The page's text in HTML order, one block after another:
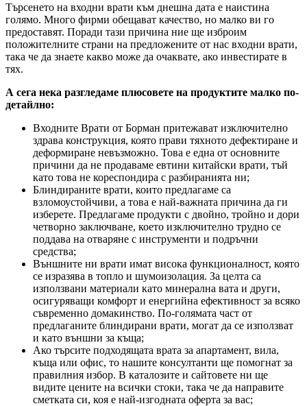
Търсенето на входни врати към днешна дата е наистина
голямо. Много фирми обещават качество, но малко ви го
предоставят. Поради тази причина ние ще изброим
положителните страни на предложените от нас входни врати,
така че да знаете какво може да очаквате, ако инвестирате в
тях.
А сега нека разгледаме плюсовете на продуктите малко по-
детайлно:
Входните Врати от Борман притежават изключително
здрава конструкция, която прави тяхното дефектиране и
деформиране невъзможно. Това е една от основните
причини да не продаваме евтини китайски врати, тъй
като това не кореспондира с разбиранията ни;
Блиндираните врати, които предлагаме са
взломоустойчиви, а това е най-важната причина да ги
изберете. Предлагаме продукти с двойно, тройно и дори
четворно заключване, което изключително трудно се
поддава на отваряне с инструменти и подръчни
средства;
Външните ни врати имат висока функционалност, която
се изразява в топло и шумоизолация. За целта са
използвани материали като минерална вата и други,
осигуряващи комфорт и енергийна ефективност за всяко
съвременно домакинство. По-голямата част от
предлаганите блиндирани врати, могат да се използват
и като външни за къща;
Ако търсите подходящата врата за апартамент, вила,
къща или офис, то нашите консултанти ще помогнат за
правилния избор. В каталозите и сайтовете ни ще
видите цените на всички стоки, така че да направите
сметката си, коя е най-изгодната оферта за вас;